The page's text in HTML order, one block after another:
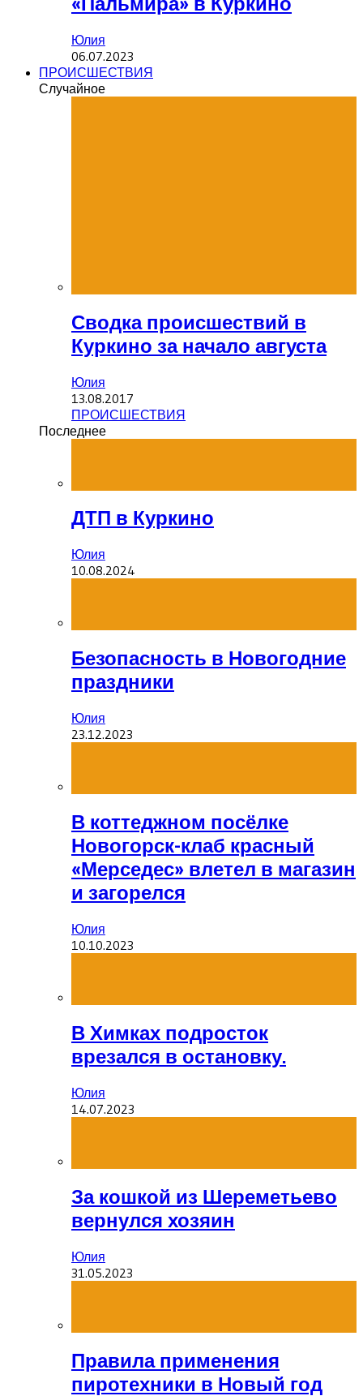
Юлия
06.07.2023
ПРОИСШЕСТВИЯ
Случайное
Сводка происшествий в
Куркино за начало августа
Юлия
13.08.2017
ПРОИСШЕСТВИЯ
Последнее
ДТП в Куркино
Юлия
10.08.2024
Безопасность в Новогодние
праздники
Юлия
23.12.2023
В коттеджном посёлке
Новогорск-клаб красный
«Мерседес» влетел в магазин
и загорелся
Юлия
10.10.2023
В Химках подросток
врезался в остановку.
Юлия
14.07.2023
За кошкой из Шереметьево
вернулся хозяин
Юлия
31.05.2023
Правила применения
пиротехники в Новый год